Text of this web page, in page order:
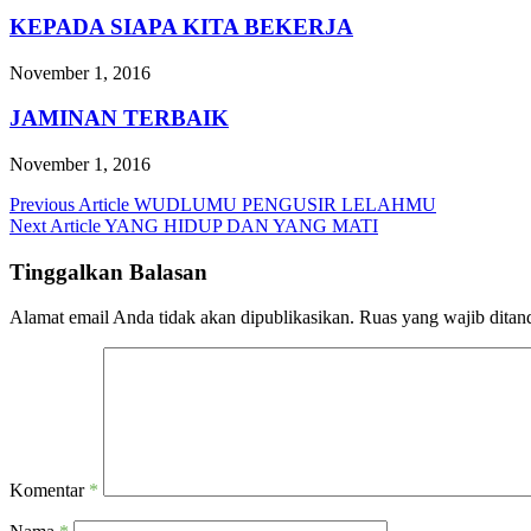
KEPADA SIAPA KITA BEKERJA
November 1, 2016
JAMINAN TERBAIK
November 1, 2016
Navigasi
pos
Previous Article WUDLUMU PENGUSIR LELAHMU
Next ArticleYANG HIDUP DAN YANG MATI
Tinggalkan Balasan
Alamat email Anda tidak akan dipublikasikan. Ruas yang wajib
Komentar *